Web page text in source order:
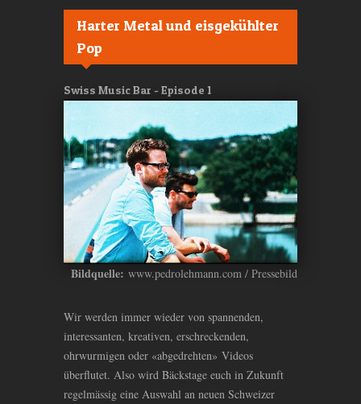
Harter Metal und eisgekühlter
Pop
Swiss Music Bar - Episode 1
Bildquelle: www.pedrolehmann.com / Pressebild
Wir werden immer wieder von spannenden,
interessanten, kreativen, erschreckenden,
ohrwurmigen oder «abgedrehten» Videos
überflutet. Also wird Bäckstage euch in Zukunft
regelmässig eine Auswahl an neuen Schweizer